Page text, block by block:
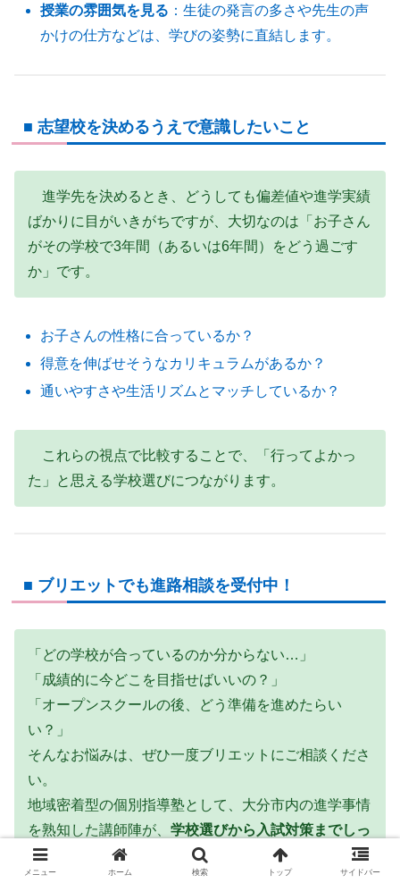
授業の雰囲気を見る ：生徒の発言の多さや先生の声
かけの仕方などは、学びの姿勢に直結します。
■ 志望校を決めるうえで意識したいこと
進学先を決めるとき、どうしても偏差値や進学実績
ばかりに目がいきがちですが、大切なのは「お子さん
がその学校で3年間（あるいは6年間）をどう過ごす
か」です。
お子さんの性格に合っているか？
得意を伸ばせそうなカリキュラムがあるか？
通いやすさや生活リズムとマッチしているか？
これらの視点で比較することで、「行ってよかっ
た」と思える学校選びにつながります。
■ ブリエットでも進路相談を受付中！
「どの学校が合っているのか分からない…」
「成績的に今どこを目指せばいいの？」
「オープンスクールの後、どう準備を進めたらい
い？」
そんなお悩みは、ぜひ一度ブリエットにご相談くださ
い。
地域密着型の個別指導塾として、大分市内の進学事情
を熟知した講師陣が、 学校選びから入試対策までしっ
かりサポートいたします。
メニュー ホーム 検索 トップ サイドバー